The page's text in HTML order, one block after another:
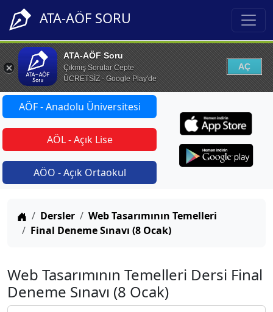
ATA-AÖF SORU
ATA-AÖF Soru
Çıkmış Sorular Cepte
ÜCRETSİZ - Google Play'de
AÇ
AÖF - Anadolu Üniversitesi
AÖL - Açık Lise
AÖO - Açık Ortaokul
Anasayfa
Dersler
Web Tasarımının Temelleri
Final Deneme Sınavı (8 Ocak)
Web Tasarımının Temelleri Dersi Final
Deneme Sınavı (8 Ocak)